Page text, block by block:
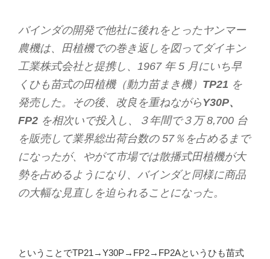
バインダの開発で他社に後れをとったヤンマー
農機は、田植機での巻き返しを図ってダイキン
工業株式会社と提携し、1967 年 5 月にいち早
くひも苗式の田植機（動力苗まき機） TP21 を
発売した。その後、改良を重ねながらY30P、
FP2 を相次いで投入し、３年間で３万 8,700 台
を販売して業界総出荷台数の 57％を占めるまで
になったが、やがて市場では散播式田植機が大
勢を占めるようになり、バインダと同様に商品
の大幅な見直しを迫られることになった。
ということでTP21→Y30P→FP2→FP2Aというひも苗式